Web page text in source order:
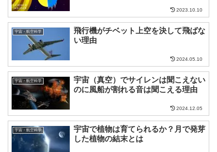
2023.10.10
宇宙・航空科学
飛行機がチベット上空を決して飛ばな
い理由
2024.05.10
宇宙・航空科学
宇宙（真空）でサイレンは聞こえない
のに風船が割れる音は聞こえる理由
2024.12.05
宇宙・航空科学
宇宙で植物は育てられるか？月で発芽
した植物の結末とは